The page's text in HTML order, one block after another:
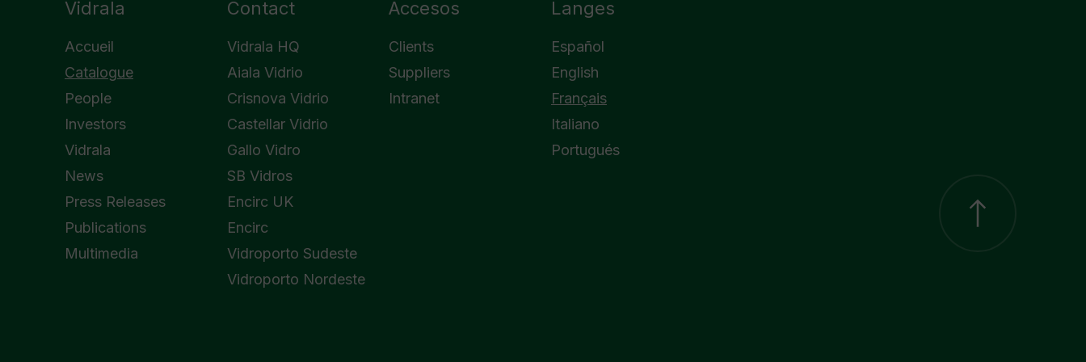
Vidrala
Accueil
Catalogue
People
Investors
Vidrala
News
Press Releases
Publications
Multimedia
Contact
Vidrala HQ
Aiala Vidrio
Crisnova Vidrio
Castellar Vidrio
Gallo Vidro
SB Vidros
Encirc UK
Encirc
Vidroporto Sudeste
Vidroporto Nordeste
Accesos
Clients
Suppliers
Intranet
Langes
Español
English
Français
Italiano
Portugués